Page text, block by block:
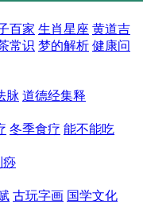
百家 生肖星座 黄道吉
常识 梦的解析 健康问
脉 道德经集释
冬季食疗 能不能吃
痧
古玩字画 国学文化